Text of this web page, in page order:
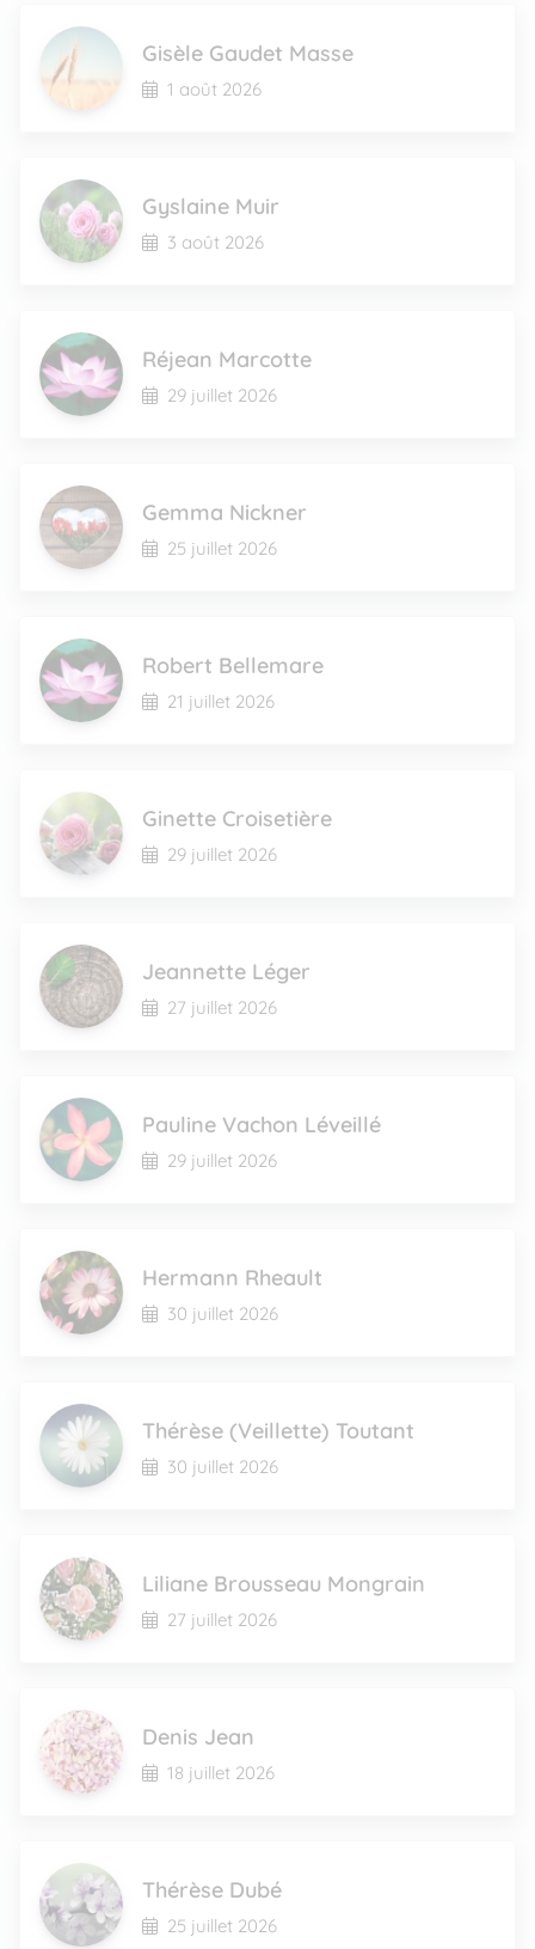
Gisèle Gaudet Masse
1 août 2026
Gyslaine Muir
3 août 2026
Réjean Marcotte
29 juillet 2026
Gemma Nickner
25 juillet 2026
Robert Bellemare
21 juillet 2026
Ginette Croisetière
29 juillet 2026
Jeannette Léger
27 juillet 2026
Pauline Vachon Léveillé
29 juillet 2026
Hermann Rheault
30 juillet 2026
Thérèse (Veillette) Toutant
30 juillet 2026
Liliane Brousseau Mongrain
27 juillet 2026
Denis Jean
18 juillet 2026
Thérèse Dubé
25 juillet 2026